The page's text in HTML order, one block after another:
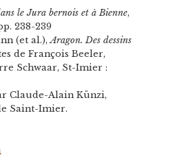
le Jura bernois et à Bienne,
238-239
(et al.), Aragon. Des dessins
de François Beeler,
Schwaar, St-Imier :
Claude-Alain Künzi,
Saint-Imier.